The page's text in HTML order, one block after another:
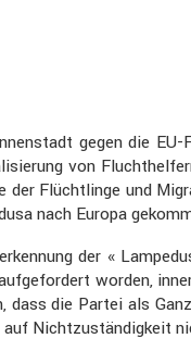
gegen die
von
der Flücht­linge und
nach Europa
der «
worden,
dass die Partei als
Nicht­zu­stän­dig­keit